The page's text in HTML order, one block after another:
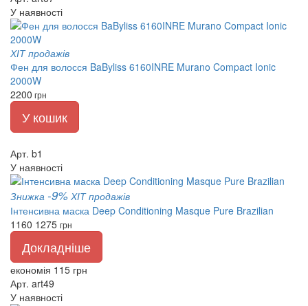
У наявності
ХІТ продажів
Фен для волосся BaByliss 6160INRE Murano Compact Ionic
2000W
2200 грн
У кошик
Арт. b1
У наявності
Знижка -9% ХІТ продажів
Інтенсивна маска Deep Conditioning Masque Pure Brazilian
1160 1275 грн
Докладніше
економія 115 грн
Арт. art49
У наявності